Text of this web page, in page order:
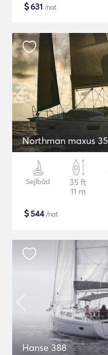
$631 /nat
Northman maxus 35
Sejlbåd
35 ft
11 m
$544/nat
Hanse 388